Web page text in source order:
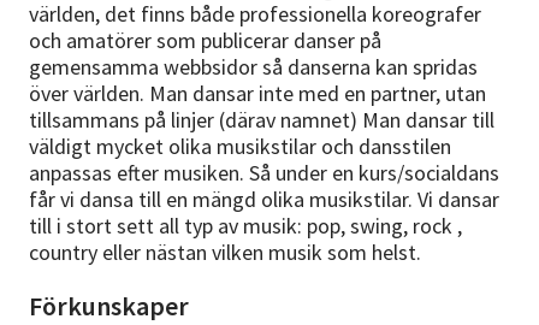
världen, det finns både professionella koreografer
och amatörer som publicerar danser på
gemensamma webbsidor så danserna kan spridas
över världen. Man dansar inte med en partner, utan
tillsammans på linjer (därav namnet) Man dansar till
väldigt mycket olika musikstilar och dansstilen
anpassas efter musiken. Så under en kurs/socialdans
får vi dansa till en mängd olika musikstilar. Vi dansar
till i stort sett all typ av musik: pop, swing, rock ,
country eller nästan vilken musik som helst.
Förkunskaper